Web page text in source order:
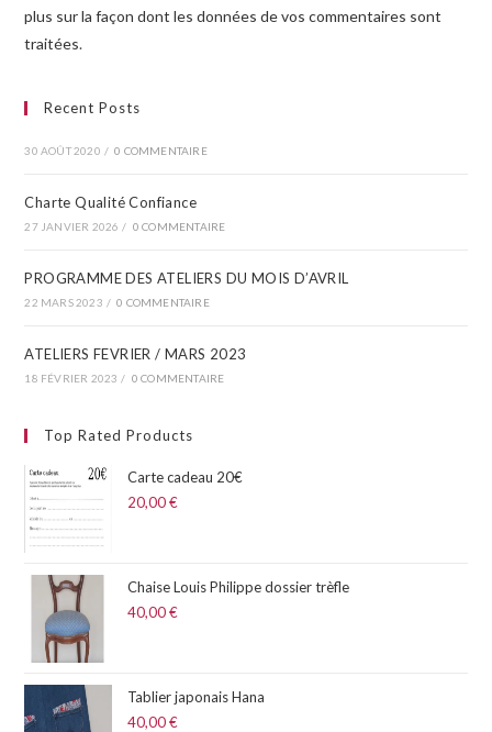
plus sur la façon dont les données de vos commentaires sont
traitées.
Recent Posts
30 AOÛT 2020 / 0 COMMENTAIRE
Charte Qualité Confiance
27 JANVIER 2026 / 0 COMMENTAIRE
PROGRAMME DES ATELIERS DU MOIS D’AVRIL​
22 MARS 2023 / 0 COMMENTAIRE
ATELIERS FEVRIER / MARS 2023
18 FÉVRIER 2023 / 0 COMMENTAIRE
Top Rated Products
Carte cadeau 20€
20,00€
Chaise Louis Philippe dossier trèfle
40,00€
Tablier japonais Hana
40,00€